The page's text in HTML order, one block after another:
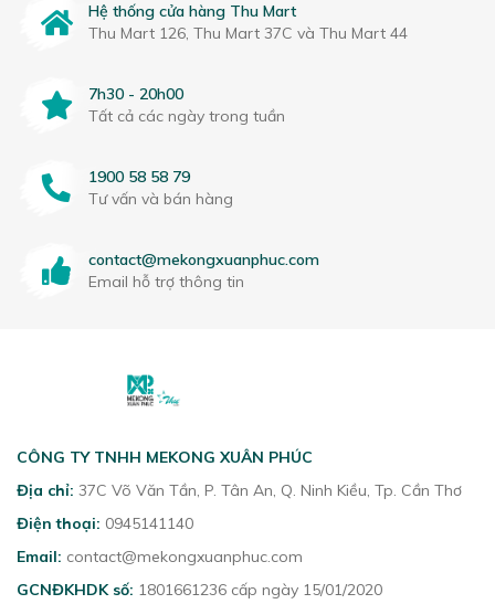
Hệ thống cửa hàng Thu Mart
Thu Mart 126, Thu Mart 37C và Thu Mart 44
7h30 - 20h00
Tất cả các ngày trong tuần
1900 58 58 79
Tư vấn và bán hàng
contact@mekongxuanphuc.com
Email hỗ trợ thông tin
CÔNG TY TNHH MEKONG XUÂN PHÚC
Địa chỉ: 37C Võ Văn Tần, P. Tân An, Q. Ninh Kiều, Tp. Cần Thơ
Điện thoại: 0945141140
Email: contact@mekongxuanphuc.com
GCNĐKHDK số: 1801661236 cấp ngày 15/01/2020